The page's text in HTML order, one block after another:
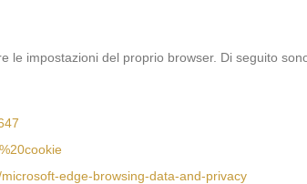
le impostazioni del proprio browser. Di seguito
edge-browsing-data-and-privacy